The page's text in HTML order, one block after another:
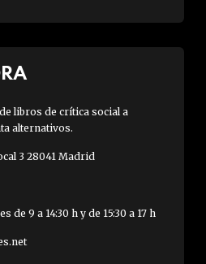
libros de crítica social a
alternativos.
3 28041 Madrid
de 9 a 14:30 h y de 15:30 a 17 h